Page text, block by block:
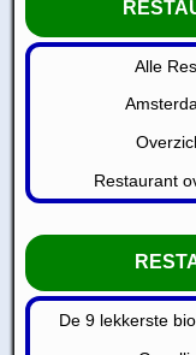
Alle
Restaurant
De 9 lekkerste